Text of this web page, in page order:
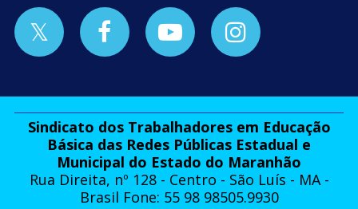
Sindicato dos Trabalhadores em Educação
Básica das Redes Públicas Estadual e
Municipal do Estado do Maranhão
Rua Direita, nº 128 - Centro - São Luís - MA -
Brasil Fone: 55 98 98505.9930